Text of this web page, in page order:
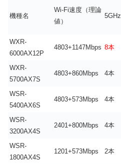
機種名
Wi-Fi速度（理論
値）
5GHz
WXR-
6000AX12P
4803+1147Mbps 8本
WXR-
5700AX7S
4803+860Mbps 4本
WSR-
5400AX6S
4803+573Mbps 4本
WSR-
3200AX4S
2401+800Mbps 4本
WSR-
1800AX4S
1201+573Mbps 2本